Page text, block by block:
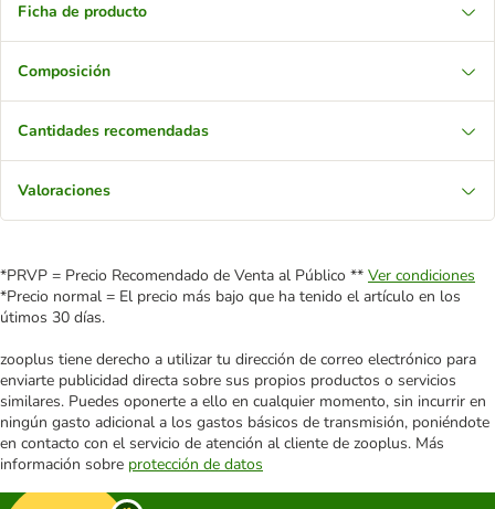
Ficha de producto
Composición
Cantidades recomendadas
Valoraciones
*PRVP = Precio Recomendado de Venta al Público ** Ver condiciones
*Precio normal = El precio más bajo que ha tenido el artículo en los
útimos 30 días.
zooplus tiene derecho a utilizar tu dirección de correo electrónico para
enviarte publicidad directa sobre sus propios productos o servicios
similares. Puedes oponerte a ello en cualquier momento, sin incurrir en
ningún gasto adicional a los gastos básicos de transmisión, poniéndote
en contacto con el servicio de atención al cliente de zooplus. Más
información sobre protección de datos